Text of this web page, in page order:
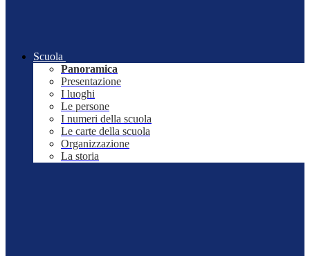
Scuola
Panoramica
Presentazione
I luoghi
Le persone
I numeri della scuola
Le carte della scuola
Organizzazione
La storia